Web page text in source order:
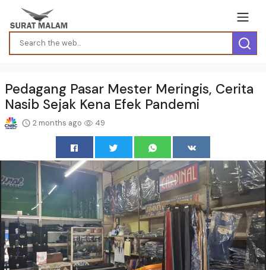
Pedagang Pasar Mester Meringis, Cerita
Nasib Sejak Kena Efek Pandemi
2 months ago 49